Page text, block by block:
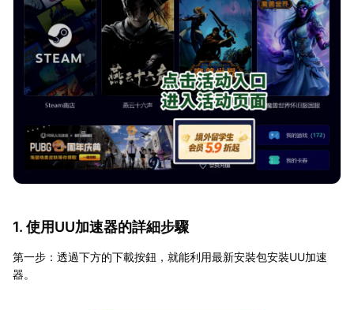
1. 使用UU加速器的詳細步驟
第一步：透過下方的下載按鈕，就能利用最新安裝包安裝UU加速
器。